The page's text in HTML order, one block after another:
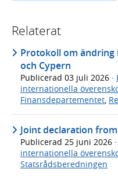
Relaterat
Protokoll om ändring
och Cypern
Publicerad 03 juli 2026 ·
internationella
Finansdepartementet
Joint declaration
Publicerad 25 juni 2026 ·
internationella
Statsrådsberedningen